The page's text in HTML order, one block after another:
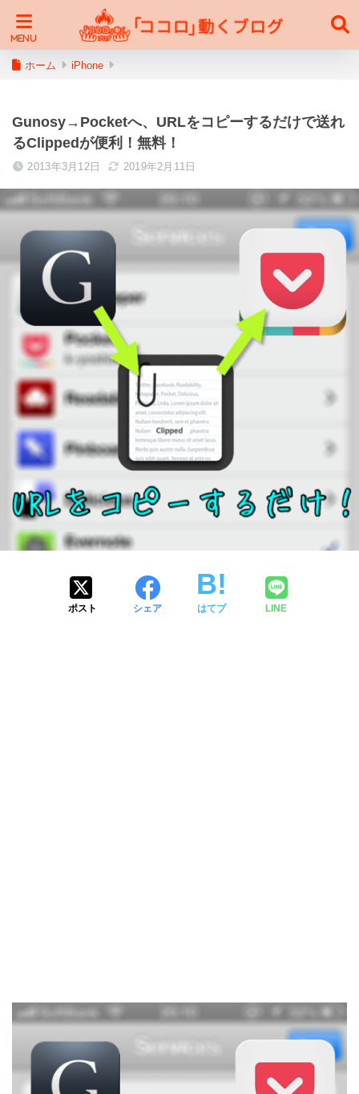
ホーム iPhone
Gunosy→Pocketへ、URLをコピーするだけで送れ
るClippedが便利！無料！
2013年3月12日 2019年2月11日
ポスト シェア はてブ LINE